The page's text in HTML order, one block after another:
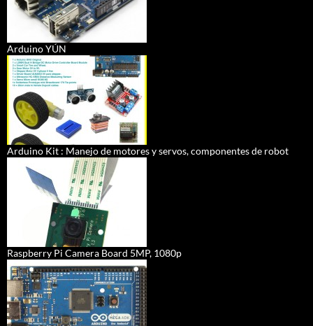
Arduino YÚN
Arduino Kit : Manejo de motores y servos, componentes de robot
Raspberry Pi Camera Board 5MP, 1080p